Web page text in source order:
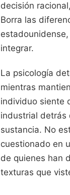
decisión
Borra las
integrar.
La psicología
mientras
individuo siente
industrial detrás
sustancia. No
cuestionado en
de quienes han
texturas que